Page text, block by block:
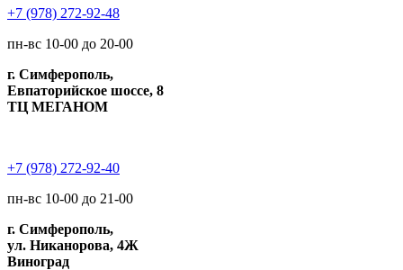
+7 (978) 272-92-48
пн-вс 10-00 до 20-00
г. Симферополь,
Евпаторийское шоссе, 8
ТЦ МЕГАНОМ
+7 (978) 272-92-40
пн-вс 10-00 до 21-00
г. Симферополь,
ул. Никанорова, 4Ж
Виноград